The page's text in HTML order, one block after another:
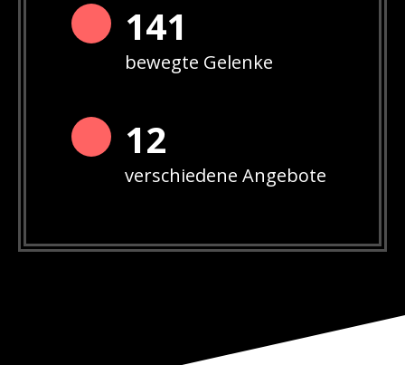
142
bewegte Gelenke
12
verschiedene Angebote